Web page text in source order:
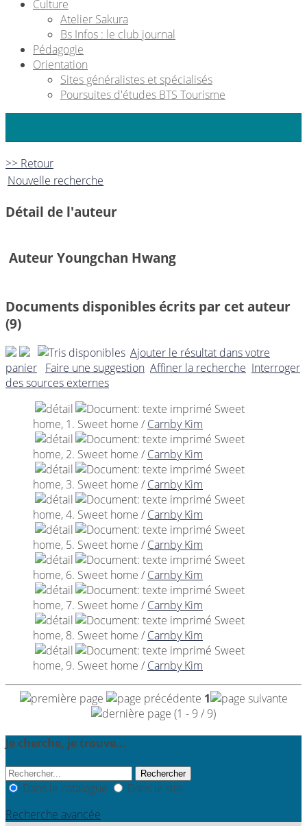
Culture
Atelier Sakura
Bs Infos : le club journal
Pédagogie
Orientation
Sites généralistes et spécialisés
Poursuites d'études BTS Tourisme
>> Retour
Nouvelle recherche
Détail de l'auteur
Auteur Youngchan Hwang
Documents disponibles écrits par cet auteur
(9)
Ajouter le résultat dans votre
panier Faire une suggestion Affiner la recherche Interroger
des sources externes
Sweet
home, 1. Sweet home / Carnby Kim
Sweet
home, 2. Sweet home / Carnby Kim
Sweet
home, 3. Sweet home / Carnby Kim
Sweet
home, 4. Sweet home / Carnby Kim
Sweet
home, 5. Sweet home / Carnby Kim
Sweet
home, 6. Sweet home / Carnby Kim
Sweet
home, 7. Sweet home / Carnby Kim
Sweet
home, 8. Sweet home / Carnby Kim
Sweet
home, 9. Sweet home / Carnby Kim
1
(1 - 9 / 9)
Je cherche, je trouve...
Dans le catalogue
Dans le site
Recherche avancée